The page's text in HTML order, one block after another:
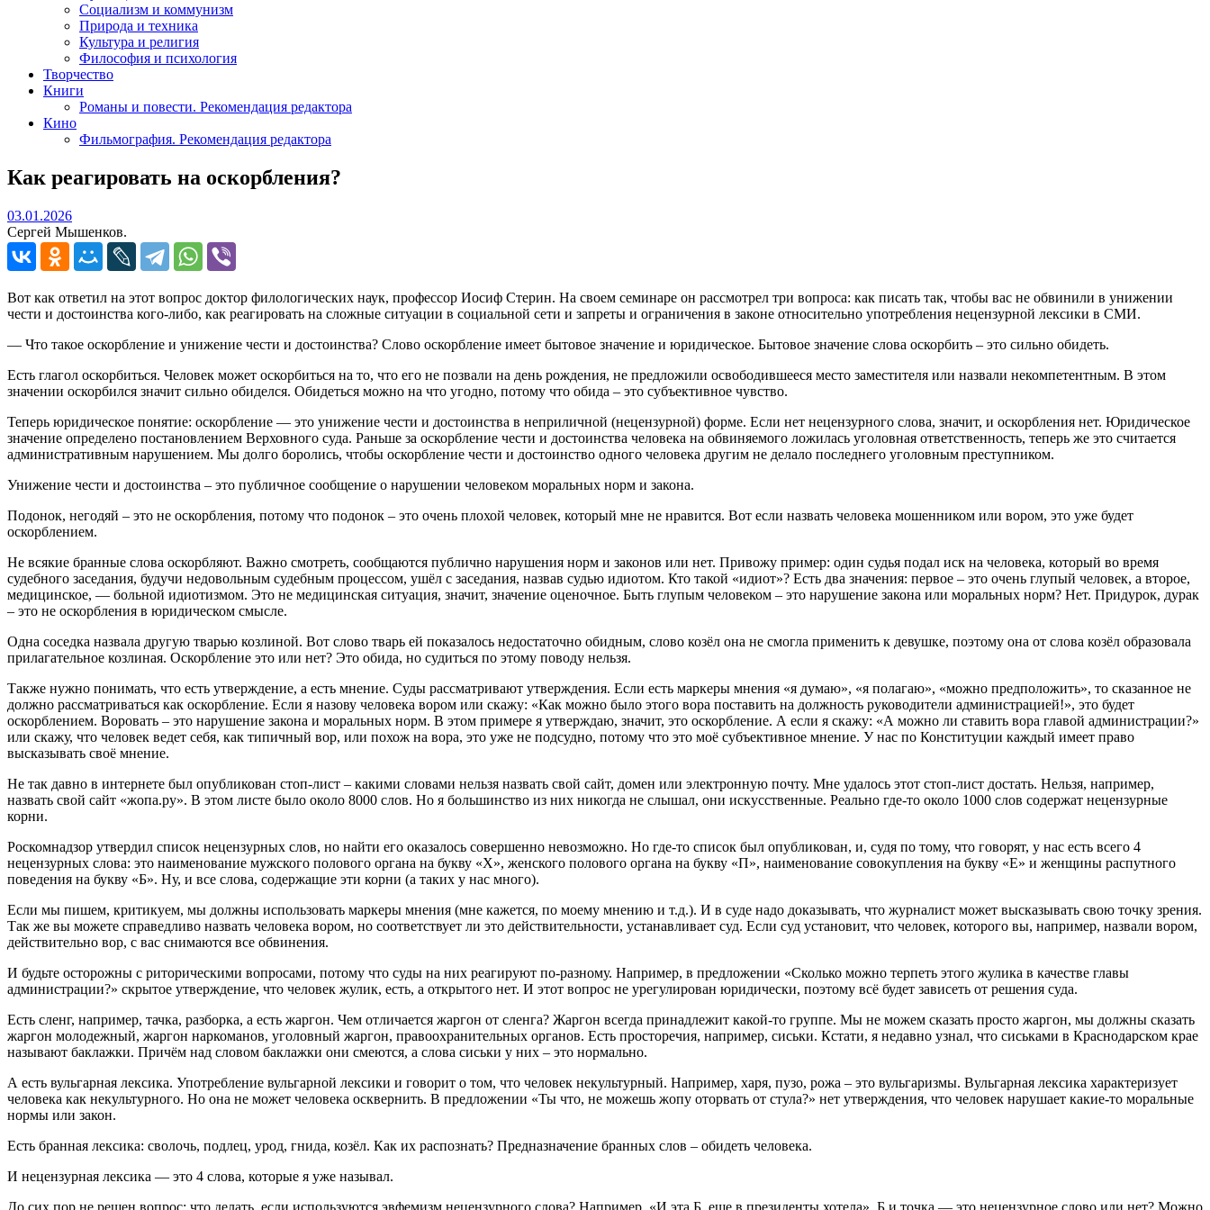
Социализм и коммунизм
Природа и техника
Культура и религия
Философия и психология
Творчество
Книги
Романы и повести. Рекомендация редактора
Кино
Фильмография. Рекомендация редактора
Как реагировать на оскорбления?
03.01.202603.01.2026
Сергей Мышенков.
Вот как ответил на этот вопрос доктор филологических наук, профессор Иосиф Стерин. На своем семинаре он рассмотрел три вопроса: как писать так, чтобы вас не обвинили в унижении
чести и достоинства кого-либо, как реагировать на сложные ситуации в социальной сети и запреты и ограничения в законе относительно употребления нецензурной лексики в СМИ.
— Что такое оскорбление и унижение чести и достоинства? Слово оскорбление имеет бытовое значение и юридическое. Бытовое значение слова оскорбить – это сильно обидеть.
Есть глагол оскорбиться. Человек может оскорбиться на то, что его не позвали на день рождения, не предложили освободившееся место заместителя или назвали некомпетентным. В этом
значении оскорбился значит сильно обиделся. Обидеться можно на что угодно, потому что обида – это субъективное чувство.
Теперь юридическое понятие: оскорбление — это унижение чести и достоинства в неприличной (нецензурной) форме. Если нет нецензурного слова, значит, и оскорбления нет. Юридическое
значение определено постановлением Верховного суда. Раньше за оскорбление чести и достоинства человека на обвиняемого ложилась уголовная ответственность, теперь же это считается
административным нарушением. Мы долго боролись, чтобы оскорбление чести и достоинство одного человека другим не делало последнего уголовным преступником.
Унижение чести и достоинства – это публичное сообщение о нарушении человеком моральных норм и закона.
Подонок, негодяй – это не оскорбления, потому что подонок – это очень плохой человек, который мне не нравится. Вот если назвать человека мошенником или вором, это уже будет
оскорблением.
Не всякие бранные слова оскорбляют. Важно смотреть, сообщаются публично нарушения норм и законов или нет. Привожу пример: один судья подал иск на человека, который во время
судебного заседания, будучи недовольным судебным процессом, ушёл с заседания, назвав судью идиотом. Кто такой «идиот»? Есть два значения: первое – это очень глупый человек, а второе,
медицинское, — больной идиотизмом. Это не медицинская ситуация, значит, значение оценочное. Быть глупым человеком – это нарушение закона или моральных норм? Нет. Придурок, дурак
– это не оскорбления в юридическом смысле.
Одна соседка назвала другую тварью козлиной. Вот слово тварь ей показалось недостаточно обидным, слово козёл она не смогла применить к девушке, поэтому она от слова козёл образовала
прилагательное козлиная. Оскорбление это или нет? Это обида, но судиться по этому поводу нельзя.
Также нужно понимать, что есть утверждение, а есть мнение. Суды рассматривают утверждения. Если есть маркеры мнения «я думаю», «я полагаю», «можно предположить», то сказанное не
должно рассматриваться как оскорбление. Если я назову человека вором или скажу: «Как можно было этого вора поставить на должность руководители администрацией!», это будет
оскорблением. Воровать – это нарушение закона и моральных норм. В этом примере я утверждаю, значит, это оскорбление. А если я скажу: «А можно ли ставить вора главой администрации?»
или скажу, что человек ведет себя, как типичный вор, или похож на вора, это уже не подсудно, потому что это моё субъективное мнение. У нас по Конституции каждый имеет право
высказывать своё мнение.
Не так давно в интернете был опубликован стоп-лист – какими словами нельзя назвать свой сайт, домен или электронную почту. Мне удалось этот стоп-лист достать. Нельзя, например,
назвать свой сайт «жопа.ру». В этом листе было около 8000 слов. Но я большинство из них никогда не слышал, они искусственные. Реально где-то около 1000 слов содержат нецензурные
корни.
Роскомнадзор утвердил список нецензурных слов, но найти его оказалось совершенно невозможно. Но где-то список был опубликован, и, судя по тому, что говорят, у нас есть всего 4
нецензурных слова: это наименование мужского полового органа на букву «Х», женского полового органа на букву «П», наименование совокупления на букву «Е» и женщины распутного
поведения на букву «Б». Ну, и все слова, содержащие эти корни (а таких у нас много).
Если мы пишем, критикуем, мы должны использовать маркеры мнения (мне кажется, по моему мнению и т.д.). И в суде надо доказывать, что журналист может высказывать свою точку зрения.
Так же вы можете справедливо назвать человека вором, но соответствует ли это действительности, устанавливает суд. Если суд установит, что человек, которого вы, например, назвали вором,
действительно вор, с вас снимаются все обвинения.
И будьте осторожны с риторическими вопросами, потому что суды на них реагируют по-разному. Например, в предложении «Сколько можно терпеть этого жулика в качестве главы
администрации?» скрытое утверждение, что человек жулик, есть, а открытого нет. И этот вопрос не урегулирован юридически, поэтому всё будет зависеть от решения суда.
Есть сленг, например, тачка, разборка, а есть жаргон. Чем отличается жаргон от сленга? Жаргон всегда принадлежит какой-то группе. Мы не можем сказать просто жаргон, мы должны сказать
жаргон молодежный, жаргон наркоманов, уголовный жаргон, правоохранительных органов. Есть просторечия, например, сиськи. Кстати, я недавно узнал, что сиськами в Краснодарском крае
называют баклажки. Причём над словом баклажки они смеются, а слова сиськи у них – это нормально.
А есть вульгарная лексика. Употребление вульгарной лексики и говорит о том, что человек некультурный. Например, харя, пузо, рожа – это вульгаризмы. Вульгарная лексика характеризует
человека как некультурного. Но она не может человека осквернить. В предложении «Ты что, не можешь жопу оторвать от стула?» нет утверждения, что человек нарушает какие-то моральные
нормы или закон.
Есть бранная лексика: сволочь, подлец, урод, гнида, козёл. Как их распознать? Предназначение бранных слов – обидеть человека.
И нецензурная лексика — это 4 слова, которые я уже называл.
До сих пор не решен вопрос: что делать, если используются эвфемизм нецензурного слова? Например, «И эта Б. еще в президенты хотела». Б и точка — это нецензурное слово или нет? Можно